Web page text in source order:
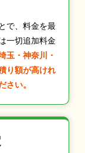
で、料金を最
一切追加料金
玉・神奈川・
り額が高けれ
さい。